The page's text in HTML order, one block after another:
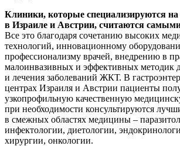
Клиники, которые специализируются на
в Израиле и Австрии, считаются
Все это благодаря сочетанию высоких
технологий, инновационному
профессионализму врачей, внедрению в
малоинвазивных и эффективных методик
и лечения заболеваний ЖКТ. В
центрах Израиля и Австрии пациенты
узкопрофильную качественную
при необходимости консультируются
в смежных областях медицины –
инфектологии, диетологии,
хирургии, онкологии.